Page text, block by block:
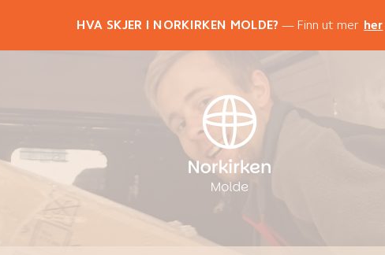
HVA SKJER I NORKIRKEN MOLDE? Finn ut mer her